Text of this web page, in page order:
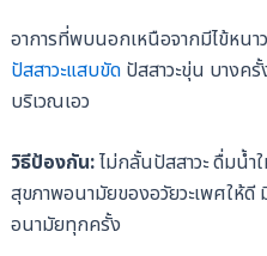
อาการที่พบนอกเหนือจากมีไข้หน
ปัสสาวะแสบขัดปัสสาวะขุ่น บางค
บริเวณเอว
วิธีป้องกัน:ไม่กลั้นปัสสาวะ ดื่มน้ำ
สุขภาพอนามัยของอวัยวะเพศให้
อนามัยทุกครั้ง